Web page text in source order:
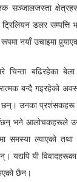
सञ्जालजस्ता
डलर
नयाँ उचाइमा
चिन्ता बढिरहेका
बन्दै गइरहेको
उनका प्रशंसकहरू
भने आलोचकहरूले
समस्या ल्याएको तथा
यद्यपि यी
छैन।